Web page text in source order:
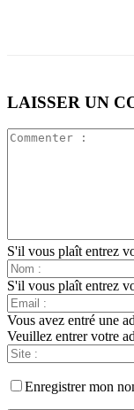
LAISSER UN
S'il vous plaît entrez
S'il vous plaît entrez
Vous avez entré une
Veuillez entrer votre
Enregistrer mon